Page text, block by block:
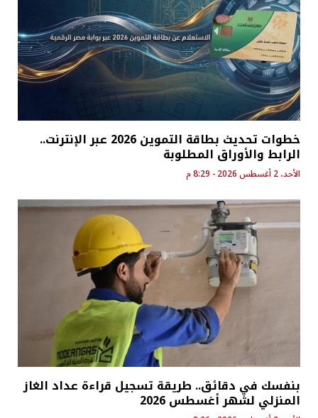
خطوات تحديث بطاقة التموين 2026 عبر الإنترنت..
الرابط والأوراق المطلوبة
الأحد، 2 أغسطس 2026 - 8:29 م
بنفسك في دقائق.. طريقة تسجيل قراءة عداد الغاز
المنزلي لشهر أغسطس 2026